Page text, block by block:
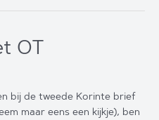
OT
bij de tweede Korinte brief
maar eens een kijkje), ben